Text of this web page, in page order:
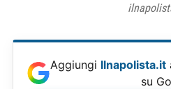
Aggiungi Ilnapolista.it
su